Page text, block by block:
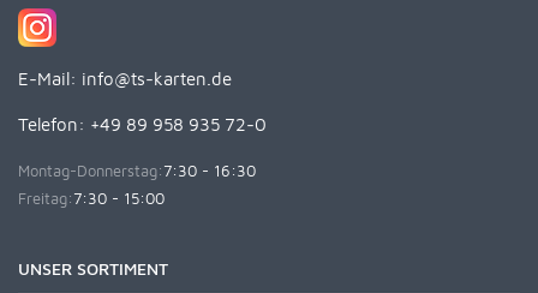
E-Mail: info@ts-karten.de
Telefon: +49 89 958 935 72-0
Montag-Donnerstag:7:30 - 16:30
Freitag:7:30 - 15:00
UNSER SORTIMENT